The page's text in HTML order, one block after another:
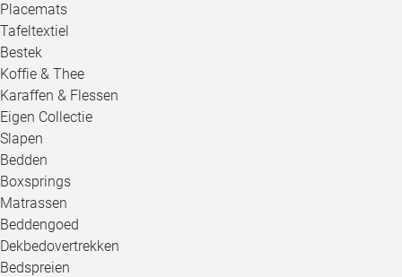
Placemats
Tafeltextiel
Bestek
Koffie & Thee
Karaffen & Flessen
Eigen Collectie
Slapen
Bedden
Boxsprings
Matrassen
Beddengoed
Dekbedovertrekken
Bedspreien